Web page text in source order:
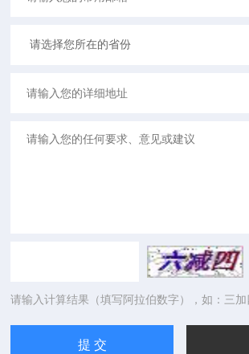
请输入计算结果（填写阿拉伯数字），如：三加